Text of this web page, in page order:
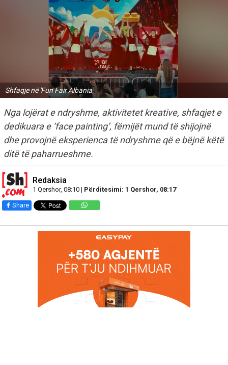
Shfaqje në 'Fun Fair Albania'
Nga lojërat e ndryshme, aktivitetet kreative, shfaqjet e
dedikuara e ‘face painting’, fëmijët mund të shijojnë
dhe provojnë eksperienca të ndryshme që e bëjnë këtë
ditë të paharrueshme.
Redaksia
1 Qershor, 08:10 | Përditesimi: 1 Qershor, 08:17
Share